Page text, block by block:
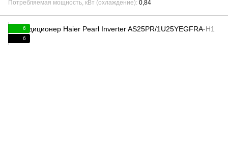
Потребляемая мощность, кВт (охлаждение) 0,84
6
6